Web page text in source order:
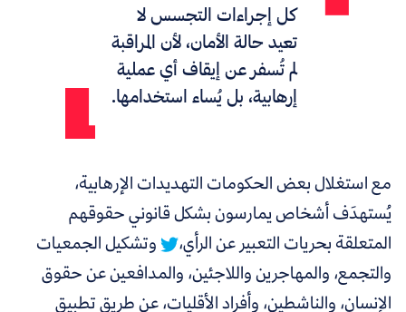
كل إجراءات التجسس لا
تعيد حالة الأمان، لأن المراقبة
لم تُسفر عن إيقاف أي عملية
إرهابية، بل يُساء استخدامها.
مع استغلال بعض الحكومات التهديدات الإرهابية،
يُستهدَف أشخاص يمارسون بشكل قانوني حقوقهم
المتعلقة بحريات التعبير عن الرأي،
وتشكيل الجمعيات
والتجمع، والمهاجرين واللاجئين، والمدافعين عن حقوق
الإنسان، والناشطين، وأفراد الأقليات، عن طريق تطبيق